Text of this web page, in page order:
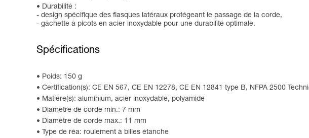
Durabilité :
- design spécifique des flasques latéraux protégeant le passage de la corde,
- gâchette à picots en acier inoxydable pour une durabilité optimale.
Spécifications
Poids: 150 g
Certification(s): CE EN 567, CE EN 12278, CE EN 12841 type B, NFPA 2500
Matière(s): aluminium, acier inoxydable, polyamide
Diamètre de corde min.: 7 mm
Diamètre de corde max.: 11 mm
Type de réa: roulement à billes étanche